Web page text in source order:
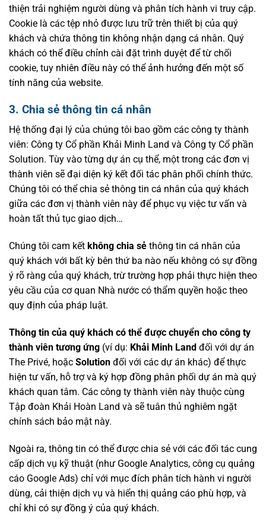
thiện trải nghiệm người dùng và phân tích hành vi truy cập.
Cookie là các tệp nhỏ được lưu trữ trên thiết bị của quý
khách và chứa thông tin không nhận dạng cá nhân. Quý
khách có thể điều chỉnh cài đặt trình duyệt để từ chối
cookie, tuy nhiên điều này có thể ảnh hưởng đến một số
tính năng của website.
3. Chia sẻ thông tin cá nhân
Hệ thống đại lý của chúng tôi bao gồm các công ty thành
viên: Công ty Cổ phần Khải Minh Land và Công ty Cổ phần
Solution. Tùy vào từng dự án cụ thể, một trong các đơn vị
thành viên sẽ đại diện ký kết đối tác phân phối chính thức.
Chúng tôi có thể chia sẻ thông tin cá nhân của quý khách
giữa các đơn vị thành viên này để phục vụ việc tư vấn và
hoàn tất thủ tục giao dịch…
Chúng tôi cam kết không chia sẻ thông tin cá nhân của
quý khách với bất kỳ bên thứ ba nào nếu không có sự đồng
ý rõ ràng của quý khách, trừ trường hợp phải thực hiện theo
yêu cầu của cơ quan Nhà nước có thẩm quyền hoặc theo
quy định của pháp luật.
Thông tin của quý khách có thể được chuyển cho công ty
thành viên tương ứng (ví dụ: Khải Minh Land đối với dự án
The Privé, hoặc Solution đối với các dự án khác) để thực
hiện tư vấn, hỗ trợ và ký hợp đồng phân phối dự án mà quý
khách quan tâm. Các công ty thành viên này thuộc cùng
Tập đoàn Khải Hoàn Land và sẽ tuân thủ nghiêm ngặt
chính sách bảo mật này.
Ngoài ra, thông tin có thể được chia sẻ với các đối tác cung
cấp dịch vụ kỹ thuật (như Google Analytics, công cụ quảng
cáo Google Ads) chỉ với mục đích phân tích hành vi người
dùng, cải thiện dịch vụ và hiển thị quảng cáo phù hợp, và
chỉ khi có sự đồng ý của quý khách.